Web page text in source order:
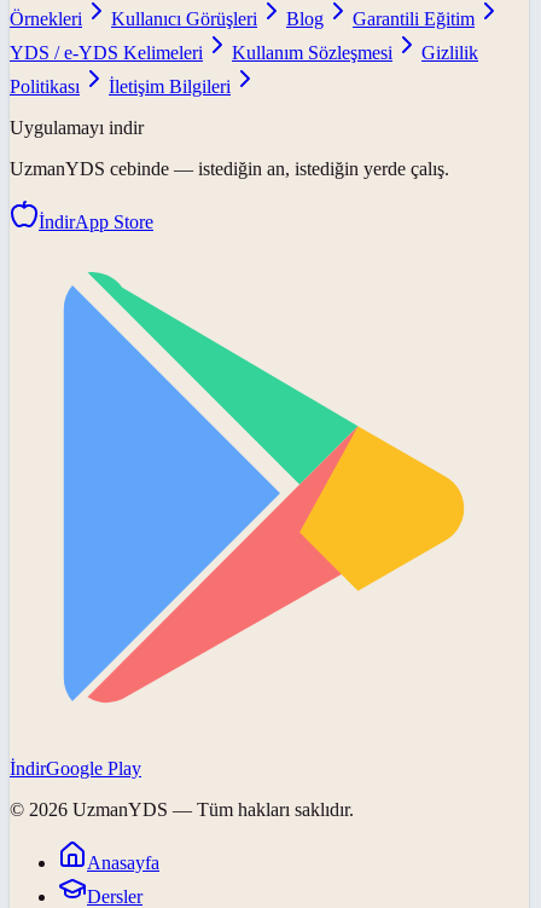
Örnekleri
Kullanıcı Görüşleri Blog
Garantili Eğitim
YDS / e-YDS Kelimeleri
Kullanım Sözleşmesi
Gizlilik
Politikası
İletişim Bilgileri
Uygulamayı indir
UzmanYDS cebinde — istediğin an, istediğin yerde çalış.
İndirApp Store
İndirGoogle Play
© 2026 UzmanYDS — Tüm hakları saklıdır.
Anasayfa
Dersler